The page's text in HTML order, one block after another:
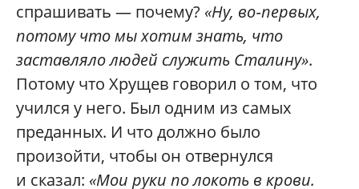
спрашивать — почему? «Ну, во‑первых,
потому что мы хотим знать, что
заставляло людей служить Сталину».
Потому что Хрущев говорил о том, что
учился у него. Был одним из самых
преданных. И что должно было
произойти, чтобы он отвернулся
и сказал: «Мои руки по локоть в крови.